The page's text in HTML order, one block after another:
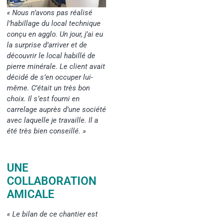
« Nous n’avons pas réalisé
l’habillage du local technique
conçu en agglo. Un jour, j’ai eu
la surprise d’arriver et de
découvrir le local habillé de
pierre minérale. Le client avait
décidé de s’en occuper lui-
même. C’était un très bon
choix. Il s’est fourni en
carrelage auprès d’une société
avec laquelle je travaille. Il a
été très bien conseillé. »
UNE
COLLABORATION
AMICALE
« Le bilan de ce chantier est